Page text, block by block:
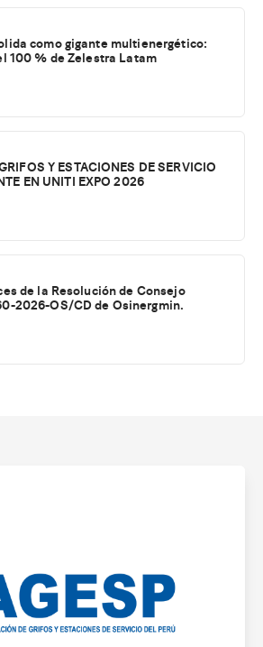
como gigante multienergético:
100 % de Zelestra Latam
Y ESTACIONES DE SERVICIO
EN UNITI EXPO 2026
de la Resolución de Consejo
2026-OS/CD de Osinergmin.